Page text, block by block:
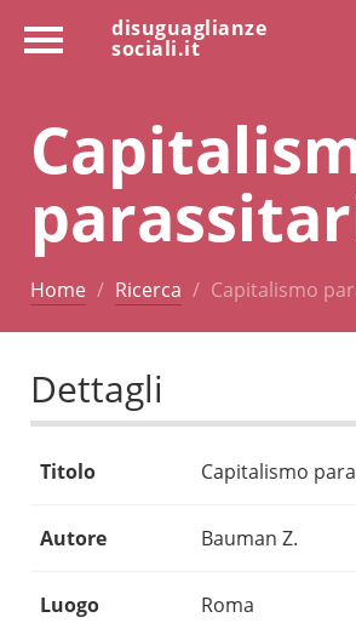
disuguaglianze
sociali.it
Home Ricerca Capitalismo
Dettagli
Titolo Capitalismo
Autore Bauman Z.
Luogo Roma